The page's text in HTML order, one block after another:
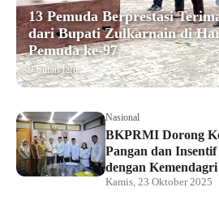
13 Pemuda Berprestasi
dari Bupati Zulkarnain di
Pemuda ke-97
9 bulan lalu
Nasional
BKPRMI Dorong
Pangan dan
dengan
Kamis, 23 Oktober 2025